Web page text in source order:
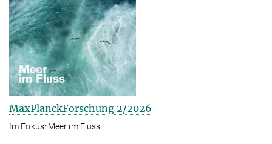
MaxPlanckForschung 2/2026
Im Fokus: Meer im Fluss